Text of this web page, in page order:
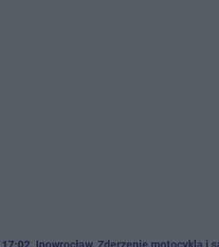
17:02 Inowrocław. Zderzenie motocykla i